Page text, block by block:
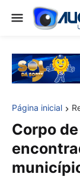
Página inicial
Corpo